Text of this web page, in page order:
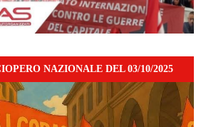
NAZIONALE DEL 03/10/2025